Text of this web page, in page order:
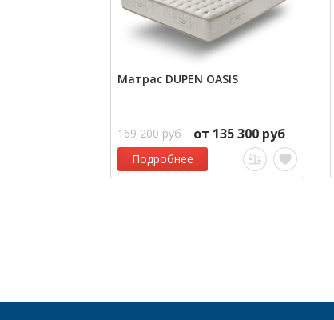
Матрас DUPEN OASIS
169 200 руб от 135 300 руб
Подробнее